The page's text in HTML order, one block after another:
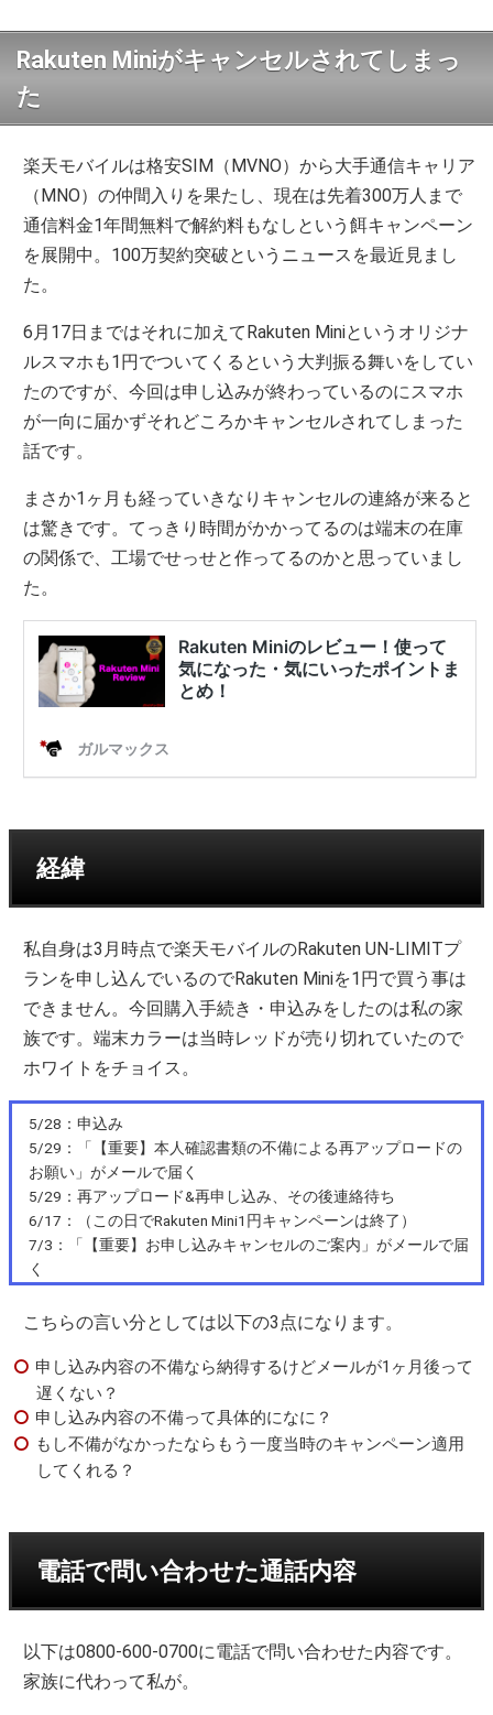
Rakuten Miniがキャンセルされてしまっ
た
楽天モバイルは格安SIM（MVNO）から大手通信キャリア
（MNO）の仲間入りを果たし、現在は先着300万人まで
通信料金1年間無料で解約料もなしという餌キャンペーン
を展開中。100万契約突破というニュースを最近見まし
た。
6月17日まではそれに加えてRakuten Miniというオリジナ
ルスマホも1円でついてくるという大判振る舞いをしてい
たのですが、今回は申し込みが終わっているのにスマホ
が一向に届かずそれどころかキャンセルされてしまった
話です。
まさか1ヶ月も経っていきなりキャンセルの連絡が来ると
は驚きです。てっきり時間がかかってるのは端末の在庫
の関係で、工場でせっせと作ってるのかと思っていまし
た。
経緯
私自身は3月時点で楽天モバイルのRakuten UN-LIMITプ
ランを申し込んでいるのでRakuten Miniを1円で買う事は
できません。今回購入手続き・申込みをしたのは私の家
族です。端末カラーは当時レッドが売り切れていたので
ホワイトをチョイス。
5/28：申込み
5/29：「【重要】本人確認書類の不備による再アップロードの
お願い」がメールで届く
5/29：再アップロード&再申し込み、その後連絡待ち
6/17：（この日でRakuten Mini1円キャンペーンは終了）
7/3：「【重要】お申し込みキャンセルのご案内」がメールで届
く
こちらの言い分としては以下の3点になります。
申し込み内容の不備なら納得するけどメールが1ヶ月後って
遅くない？
申し込み内容の不備って具体的になに？
もし不備がなかったならもう一度当時のキャンペーン適用
してくれる？
電話で問い合わせた通話内容
以下は0800-600-0700に電話で問い合わせた内容です。
家族に代わって私が。